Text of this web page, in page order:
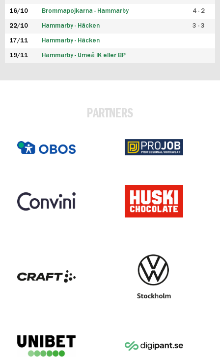
16/10 Brommapojkarna - Hammarby 4 - 2
22/10 Hammarby - Häcken 3 - 3
17/11 Hammarby - Häcken
19/11 Hammarby - Umeå IK eller BP
PARTNERS